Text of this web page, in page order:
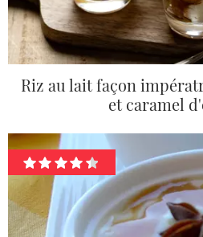
Riz au lait façon
et caramel